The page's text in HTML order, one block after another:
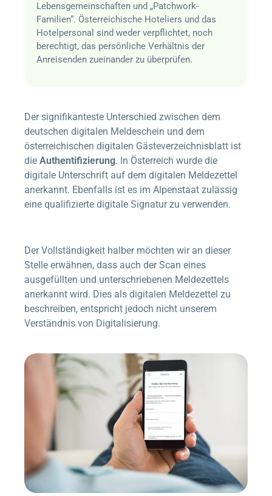
Lebensgemeinschaften und „Patchwork-
Familien“. Österreichische Hoteliers und das
Hotelpersonal sind weder verpflichtet, noch
berechtigt, das persönliche Verhältnis der
Anreisenden zueinander zu überprüfen.
Der signifikanteste Unterschied zwischen dem
deutschen digitalen Meldeschein und dem
österreichischen digitalen Gästeverzeichnisblatt ist
die Authentifizierung. In Österreich wurde die
digitale Unterschrift auf dem digitalen Meldezettel
anerkannt. Ebenfalls ist es im Alpenstaat zulässig
eine qualifizierte digitale Signatur zu verwenden.
Der Vollständigkeit halber möchten wir an dieser
Stelle erwähnen, dass auch der Scan eines
ausgefüllten und unterschriebenen Meldezettels
anerkannt wird. Dies als digitalen Meldezettel zu
beschreiben, entspricht jedoch nicht unserem
Verständnis von Digitalisierung.